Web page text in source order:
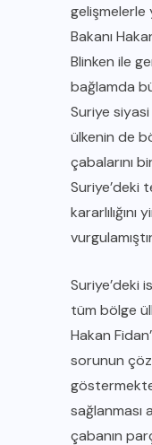
gelişmelerle
Bakanı
Blinken ile
bağlamda
Suriye
ülkenin de
çabalarını
Suriye’deki
Suriye’deki
tüm bölge
Hakan
sorunun
sağlanması
çabanın